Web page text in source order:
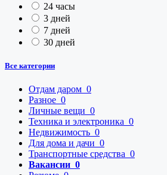
24 часы
3 дней
7 дней
30 дней
Все категории
Отдам даром 0
Разное 0
Личные вещи 0
Техника и электроника 0
Недвижимость 0
Для дома и дачи 0
Транспортные средства 0
Вакансии 0